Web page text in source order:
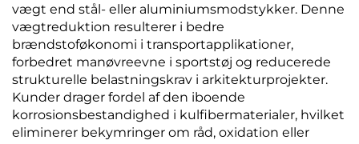
vægt end stål- eller aluminiumsmodstykker. Denne
vægtreduktion resulterer i bedre
brændstoføkonomi i transportapplikationer,
forbedret manøvreevne i sportstøj og reducerede
strukturelle belastningskrav i arkitekturprojekter.
Kunder drager fordel af den iboende
korrosionsbestandighed i kulfibermaterialer, hvilket
eliminerer bekymringer om råd, oxidation eller